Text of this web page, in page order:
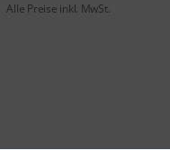
Alle Preise inkl. MwSt.